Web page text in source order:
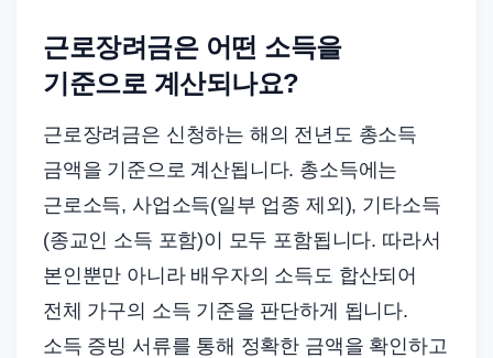
근로장려금은 어떤 소득을
기준으로 계산되나요?
근로장려금은 신청하는 해의 전년도 총소득
금액을 기준으로 계산됩니다. 총소득에는
근로소득, 사업소득(일부 업종 제외), 기타소득
(종교인 소득 포함)이 모두 포함됩니다. 따라서
본인뿐만 아니라 배우자의 소득도 합산되어
전체 가구의 소득 기준을 판단하게 됩니다.
소득 증빙 서류를 통해 정확한 금액을 확인하고